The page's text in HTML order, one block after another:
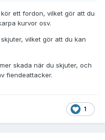
ett fordon, vilket gör att du
kurvor osv.
vilket gör att du kan
skada när du skjuter, och
fiendeattacker.
1